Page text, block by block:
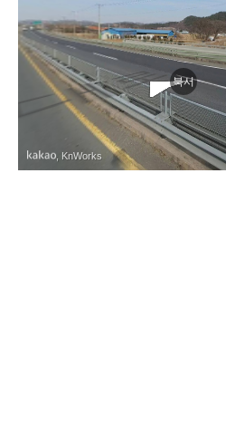
북서
, KnWorks